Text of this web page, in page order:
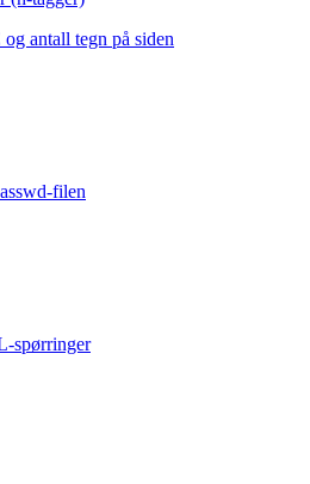
antall tegn på siden
filen
spørringer